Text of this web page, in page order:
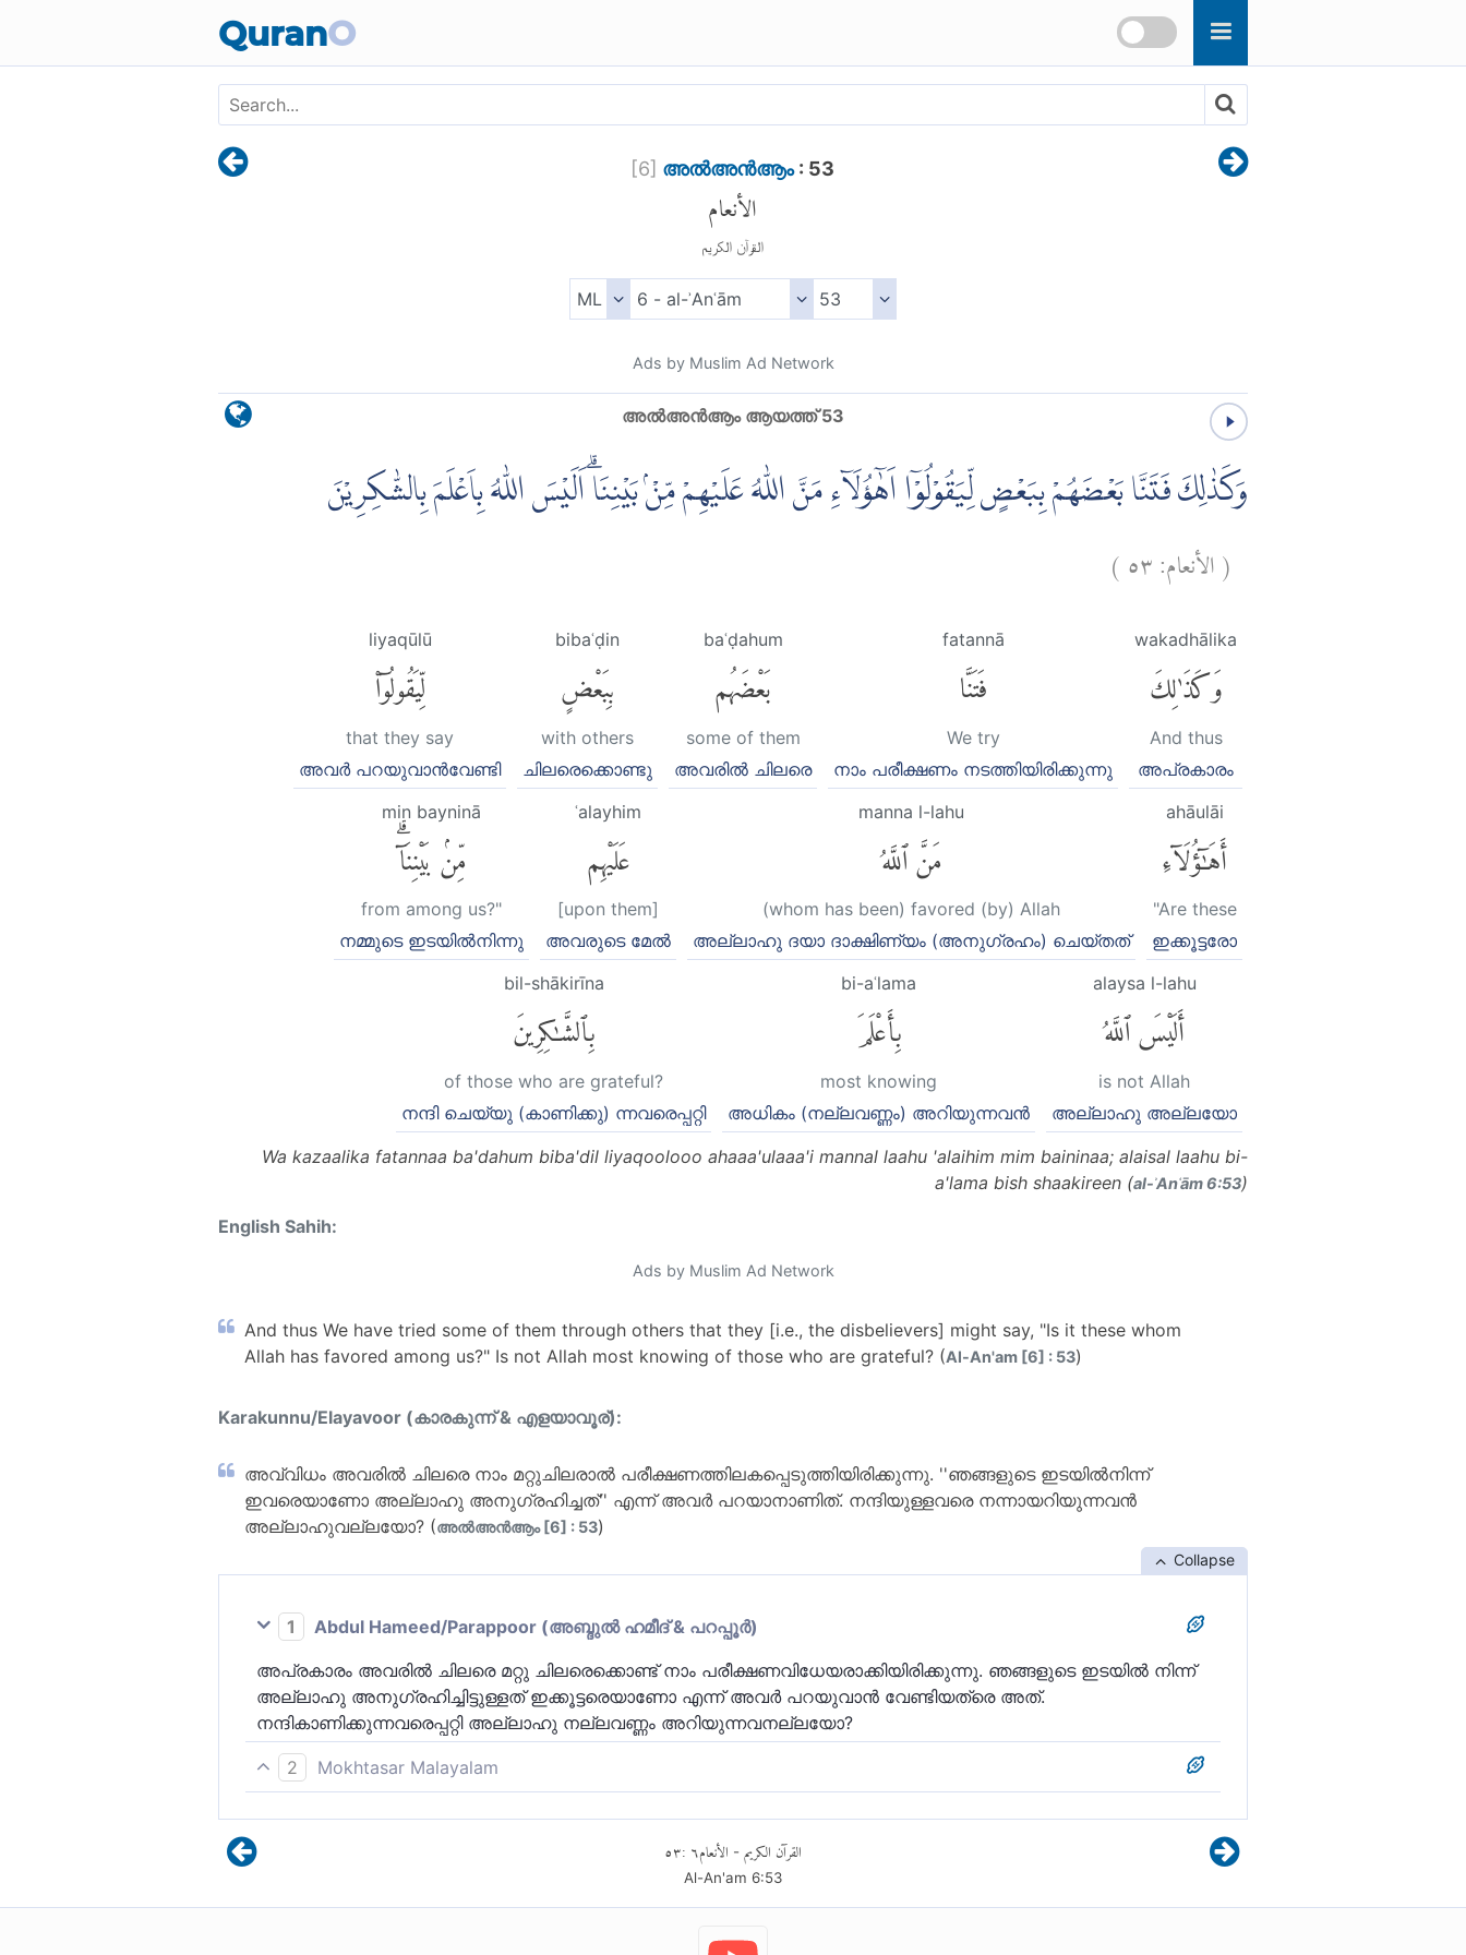
QuranO
[6] അല്‍അന്‍ആം: 53
الأنعام
القرآن الكريم
Ads by Muslim Ad Network
അല്‍അന്‍ആം ആയത്ത് 53
وَكَذٰلِكَ فَتَنَّا بَعْضَهُمْ بِبَعْضٍ لِّيَقُوْلُوْٓا اَهٰٓؤُلَاۤءِ مَنَّ اللّٰهُ عَلَيْهِمْ مِّنْۢ بَيْنِنَاۗ اَلَيْسَ اللّٰهُ بِاَعْلَمَ بِالشّٰكِرِيْنَ
(الأنعام:٥٣)
wakadhālika
وَكَذَٰلِكَ
And thus
അപ്രകാരം
fatannā
فَتَنَّا
We try
നാം പരീക്ഷണം നടത്തിയിരിക്കുന്നു
baʿḍahum
بَعْضَهُم
some of them
അവരില്‍ ചിലരെ
bibaʿḍin
بِبَعْضٍ
with others
ചിലരെക്കൊണ്ടു
liyaqūlū
لِّيَقُولُوٓا۟
that they say
അവര്‍ പറയുവാന്‍വേണ്ടി
ahāulāi
أَهَٰٓؤُلَآءِ
"Are these
ഇക്കൂട്ടരോ
manna l-lahu
مَنَّ ٱللَّهُ
(whom has been) favored (by) Allah
അല്ലാഹു ദയാ ദാക്ഷിണ്യം (അനുഗ്രഹം) ചെയ്തത്
ʿalayhim
عَلَيْهِم
[upon them]
അവരുടെ മേല്‍
min bayninā
مِّنۢ بَيْنِنَآۗ
from among us?"
നമ്മുടെ ഇടയില്‍നിന്നു
alaysa l-lahu
أَلَيْسَ ٱللَّهُ
is not Allah
അല്ലാഹു അല്ലയോ
bi-aʿlama
بِأَعْلَمَ
most knowing
അധികം (നല്ലവണ്ണം) അറിയുന്നവന്‍
bil-shākirīna
بِٱلشَّٰكِرِينَ
of those who are grateful?
നന്ദി ചെയ്യു (കാണിക്കു) ന്നവരെപ്പറ്റി
Wa kazaalika fatannaa ba'dahum biba'dil liyaqoolooo ahaaa'ulaaa'i mannal laahu 'alaihim mim baininaa; alaisal laahu bi-
a'lama bish shaakireen (al-ʾAnʿām 6:53)
English Sahih:
Ads by Muslim Ad Network
And thus We have tried some of them through others that they [i.e., the disbelievers] might say, "Is it these whom
Allah has favored among us?" Is not Allah most knowing of those who are grateful? (Al-An'am [6] : 53)
Karakunnu/Elayavoor (കാരകുന്ന് & എളയാവൂര്):
അവ്വിധം അവരില്‍ ചിലരെ നാം മറ്റുചിലരാല്‍ പരീക്ഷണത്തിലകപ്പെടുത്തിയിരിക്കുന്നു. ''ഞങ്ങളുടെ ഇടയില്‍നിന്ന്
ഇവരെയാണോ അല്ലാഹു അനുഗ്രഹിച്ചത്'' എന്ന് അവര്‍ പറയാനാണിത്. നന്ദിയുള്ളവരെ നന്നായറിയുന്നവന്‍
അല്ലാഹുവല്ലയോ? (അല്‍അന്‍ആം [6] : 53)
Collapse
1
Abdul Hameed/Parappoor (അബ്ദുല്‍ ഹമീദ് & പറപ്പൂര്‍)
അപ്രകാരം അവരില്‍ ചിലരെ മറ്റു ചിലരെക്കൊണ്ട് നാം പരീക്ഷണവിധേയരാക്കിയിരിക്കുന്നു. ഞങ്ങളുടെ ഇടയില്‍ നിന്ന്
അല്ലാഹു അനുഗ്രഹിച്ചിട്ടുള്ളത് ഇക്കൂട്ടരെയാണോ എന്ന് അവര്‍ പറയുവാന്‍ വേണ്ടിയത്രെ അത്‌.
നന്ദികാണിക്കുന്നവരെപ്പറ്റി അല്ലാഹു നല്ലവണ്ണം അറിയുന്നവനല്ലയോ?
2
Mokhtasar Malayalam
നിഷേധിച്ച സമ്പന്നർ ഇപ്രകാരം പറയുന്നതിനത്രെ അത്: നമുക്കിടയിൽ നിന്ന് ഈ ദരിദ്രർക്കാണോ അല്ലാഹു
സന്മാർഗം ഔദാര്യമായി നൽകിയത്?! (അല്ലാഹുവിൽ) വിശ്വസിക്കുന്നതിൽ എന്തെങ്കിലും നന്മയുണ്ടായിരുന്നെങ്കിൽ
ഇക്കൂട്ടർക്ക് നമ്മെക്കാൾ മുൻപ് അത് കിട്ടില്ലായിരുന്നു. നമ്മളാണല്ലോ എല്ലാ നന്മയും ആദ്യം നേടിയെടുക്കുന്നവർ.
അനുഗ്രഹങ്ങൾക്ക് നന്ദി പ്രകടിപ്പിക്കുന്നവർ ആരാണെന്ന് നന്നായി അറിയുന്നവനും, അവർക്ക് (അവനിൽ)
القرآن الكريم - الأنعام٦:٥٣
Al-An'am 6:53